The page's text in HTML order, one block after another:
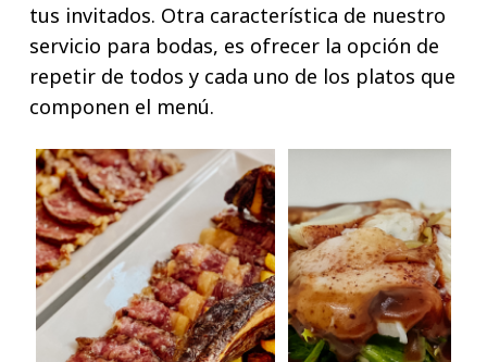
tus invitados. Otra característica de nuestro
servicio para bodas, es ofrecer la opción de
repetir de todos y cada uno de los platos que
componen el menú.